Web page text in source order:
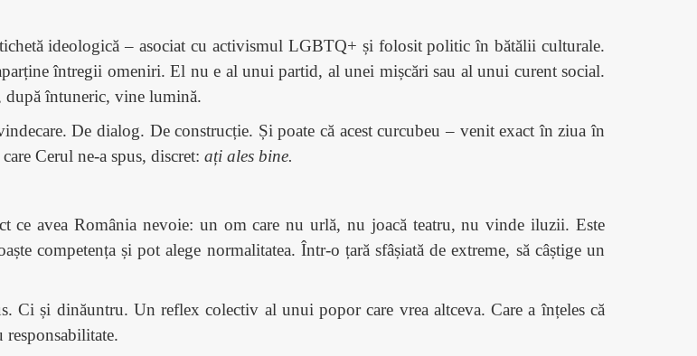
ideologică – asociat cu activismul LGBTQ+ și folosit politic în bătălii culturale.
întregii omeniri. El nu e al unui partid, al unei mișcări sau al unui curent social.
după întuneric, vine lumină.
De dialog. De construcție. Și poate că acest curcubeu – venit exact în ziua în
Cerul ne-a spus, discret: ați ales bine.
ce avea România nevoie: un om care nu urlă, nu joacă teatru, nu vinde iluzii. Este
competența și pot alege normalitatea. Într-o țară sfâșiată de extreme, să câștige un
Ci și dinăuntru. Un reflex colectiv al unui popor care vrea altceva. Care a înțeles că